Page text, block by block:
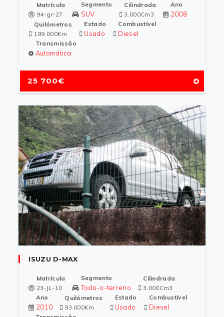
Matrícula
94-gr-27
Segmento
SUV
Cilindrada
3.000Cm3
Ano
2008
Quilómetros
199.000Km
Estado
Usado
Combustível
Diesel
Transmissão
Automática
25 700€
ISUZU D-MAX
Matrícula
23-JL-10
Segmento
Todo-o-terreno
Cilindrada
3.000Cm3
Ano
2010
Quilómetros
93.000Km
Estado
Usado
Combustível
Diesel